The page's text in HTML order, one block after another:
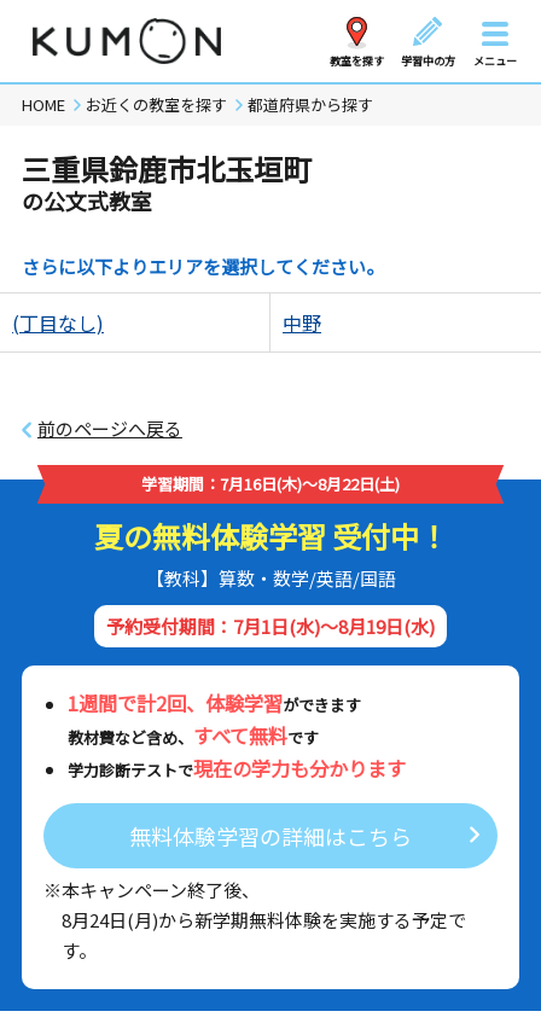
教室を探す 学習中の方 メニュー
HOME お近くの教室を探す 都道府県から探す
三重県鈴鹿市北玉垣町
の公文式教室
さらに以下よりエリアを選択してください。
(丁目なし) 中野
前のページへ戻る
学習期間：7月16日(木)～8月22日(土)
夏の無料体験学習 受付中！
【教科】算数・数学/英語/国語
予約受付期間：7月1日(水)～8月19日(水)
1週間で計2回、体験学習ができます
教材費など含め、 すべて無料です
学力診断テストで現在の学力も分かります
無料体験学習の詳細はこちら
※本キャンペーン終了後、
8月24日(月)から新学期無料体験を実施する予定で
す。